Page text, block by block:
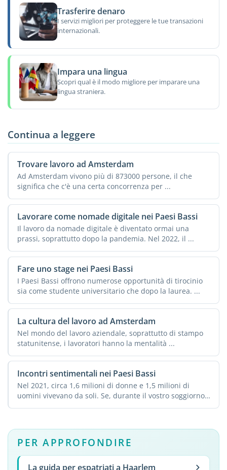
Trasferire denaro
I servizi migliori per proteggere le tue transazioni
internazionali.
Impara una lingua
Scopri qual è il modo migliore per imparare una
lingua straniera.
Continua a leggere
Trovare lavoro ad Amsterdam
Ad Amsterdam vivono più di 873000 persone, il che
significa che c'è una certa concorrenza per ...
Lavorare come nomade digitale nei Paesi Bassi
Il lavoro da nomade digitale è diventato ormai una
prassi, soprattutto dopo la pandemia. Nel 2022, il ...
Fare uno stage nei Paesi Bassi
I Paesi Bassi offrono numerose opportunità di tirocinio
sia come studente universitario che dopo la laurea. ...
La cultura del lavoro ad Amsterdam
Nel mondo del lavoro aziendale, soprattutto di stampo
statunitense, i lavoratori hanno la mentalità ...
Incontri sentimentali nei Paesi Bassi
Nel 2021, circa 1,6 milioni di donne e 1,5 milioni di
uomini vivevano da soli. Se, durante il vostro soggiorno
nei ...
PER APPROFONDIRE
La guida per espatriati a Haarlem